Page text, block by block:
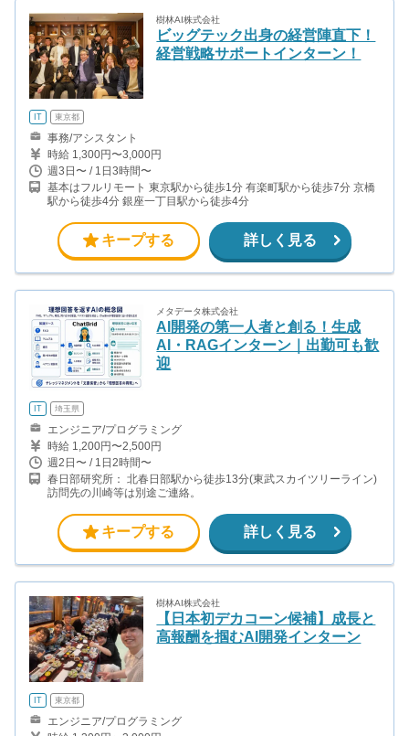
樹林AI株式会社
ビッグテック出身の経営陣直下！
経営戦略サポートインターン！
IT 東京都
事務/アシスタント
時給 1,300円〜3,000円
週3日〜 / 1日3時間〜
基本はフルリモート 東京駅から徒歩1分 有楽町駅から徒歩7分 京橋
駅から徒歩4分 銀座一丁目駅から徒歩4分
キープする 詳しく見る
メタデータ株式会社
AI開発の第一人者と創る！生成
AI・RAGインターン｜出勤可も歓
迎
IT 埼玉県
エンジニア/プログラミング
時給 1,200円〜2,500円
週2日〜 / 1日2時間〜
春日部研究所： 北春日部駅から徒歩13分(東武スカイツリーライン)
訪問先の川崎等は別途ご連絡。
キープする 詳しく見る
樹林AI株式会社
【日本初デカコーン候補】成長と
高報酬を掴むAI開発インターン
IT 東京都
エンジニア/プログラミング